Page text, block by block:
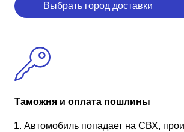
Выбрать город доставки
Таможня и оплата пошлины
Автомобиль попадает на СВХ,